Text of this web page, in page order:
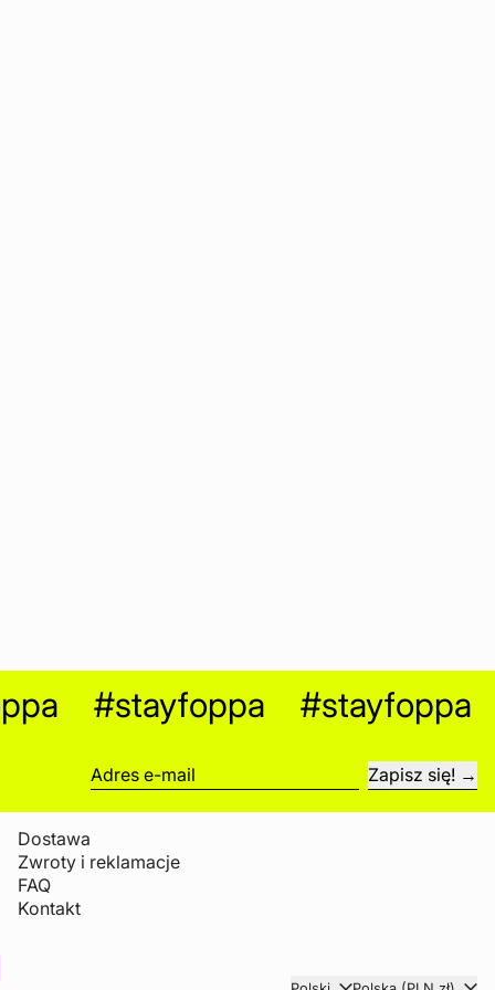
#stayfoppa #stayfoppa
Adres e-mail
Zapisz się!
Dostawa
Zwroty i reklamacje
FAQ
Kontakt
Język
Kraj/region